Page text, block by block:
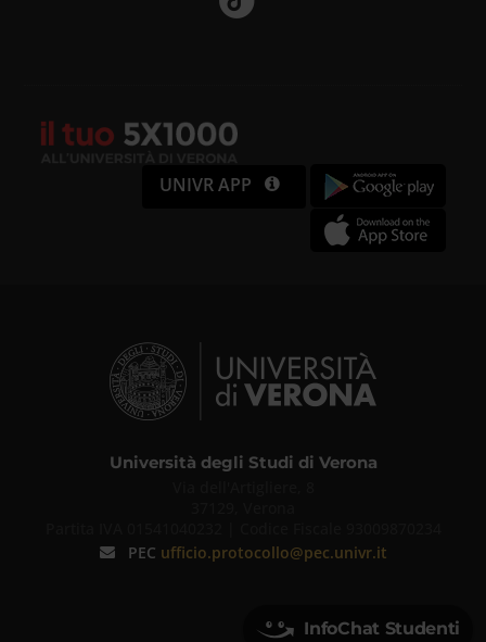
UNIVR APP
Università degli Studi di Verona
PEC ufficio.protocollo@pec.univr.it
InfoChat Studenti